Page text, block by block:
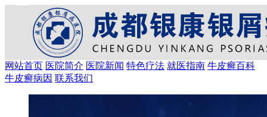
网站首页 医院简介 医院新闻 特色疗法 就医指南 牛皮癣百科
牛皮癣病因 联系我们